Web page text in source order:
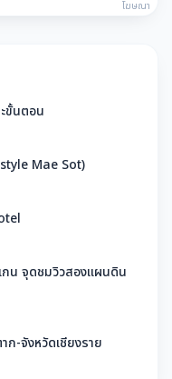
โฆษณา
ขั้นตอน
Mae Sot)
ดิน
ก-จังหวัดเชียงราย